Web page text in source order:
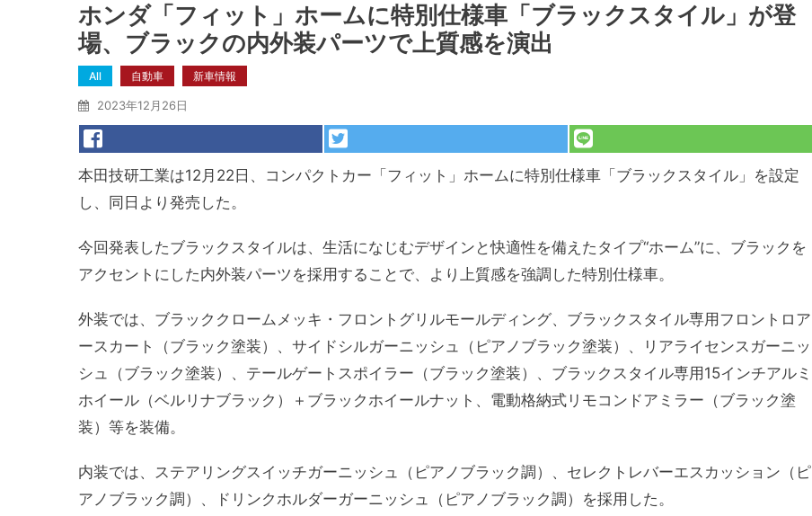
ホンダ「フィット」ホームに特別仕様車「ブラックスタイル」が登
場、ブラックの内外装パーツで上質感を演出
All 自動車 新車情報
2023年12月26日
本田技研工業は12月22日、コンパクトカー「フィット」ホームに特別仕様車「ブラックスタイル」を設定
し、同日より発売した。
今回発表したブラックスタイルは、生活になじむデザインと快適性を備えたタイプ“ホーム”に、ブラックを
アクセントにした内外装パーツを採用することで、より上質感を強調した特別仕様車。
外装では、ブラッククロームメッキ・フロントグリルモールディング、ブラックスタイル専用フロントロア
ースカート（ブラック塗装）、サイドシルガーニッシュ（ピアノブラック塗装）、リアライセンスガーニッ
シュ（ブラック塗装）、テールゲートスポイラー（ブラック塗装）、ブラックスタイル専用15インチアルミ
ホイール（ベルリナブラック）＋ブラックホイールナット、電動格納式リモコンドアミラー（ブラック塗
装）等を装備。
内装では、ステアリングスイッチガーニッシュ（ピアノブラック調）、セレクトレバーエスカッション（ピ
アノブラック調）、ドリンクホルダーガーニッシュ（ピアノブラック調）を採用した。